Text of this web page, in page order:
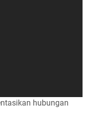
hubungan